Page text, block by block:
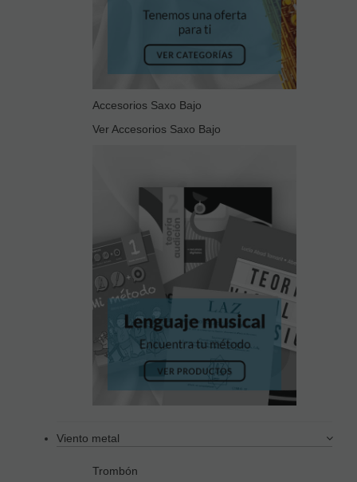
Accesorios Saxo Bajo
Ver Accesorios Saxo Bajo
Viento metal
Trombón